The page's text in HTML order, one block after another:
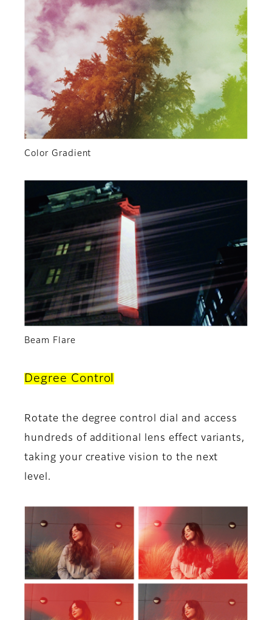
Color Gradient
Beam Flare
Degree Control
Rotate the degree control dial and access
hundreds of additional lens effect variants,
taking your creative vision to the next
level.